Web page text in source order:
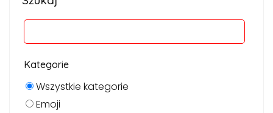
Kategorie
Wszystkie kategorie
Emoji